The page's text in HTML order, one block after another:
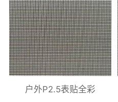
户外P2.5表贴全彩